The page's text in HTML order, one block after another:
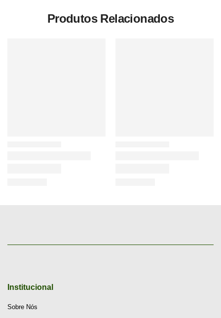
Produtos Relacionados
Institucional
Sobre Nós